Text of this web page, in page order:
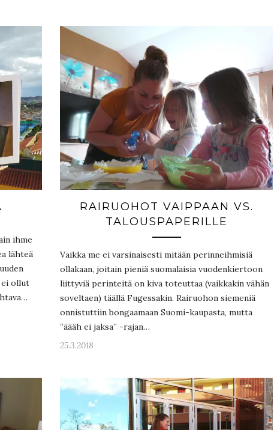
ihme
lähteä
ei ollut
RAIRUOHOT VAIPPAAN VS.
TALOUSPAPERILLE
Vaikka me ei varsinaisesti mitään perinneihmisiä
ollakaan, joitain pieniä suomalaisia vuodenkiertoon
liittyviä perinteitä on kiva toteuttaa (vaikkakin vähän
soveltaen) täällä Fugessakin. Rairuohon siemeniä
onnistuttiin bongaamaan Suomi-kaupasta, mutta
”äääh ei jaksa” -rajan…
25.3.2018